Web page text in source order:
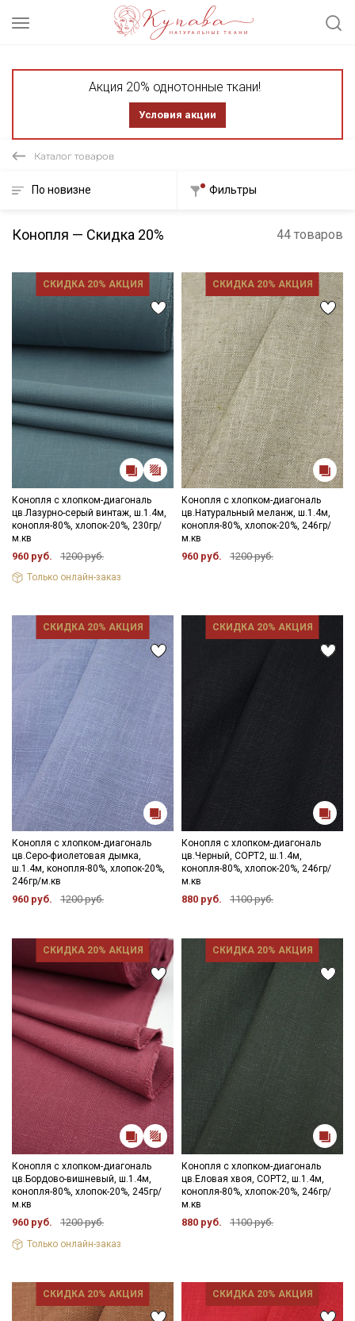
Акция 20% однотонные ткани!
Условия акции
Каталог товаров
По новизне Фильтры
Конопля — Скидка 20% 44 товаров
СКИДКА 20% АКЦИЯ
Конопля с хлопком-диагональ
цв.Лазурно-серый винтаж, ш.1.4м,
конопля-80%, хлопок-20%, 230гр/
м.кв
960 руб. 1200 руб.
Только онлайн-заказ
СКИДКА 20% АКЦИЯ
Конопля с хлопком-диагональ
цв.Натуральный меланж, ш.1.4м,
конопля-80%, хлопок-20%, 246гр/
м.кв
960 руб. 1200 руб.
СКИДКА 20% АКЦИЯ
Конопля с хлопком-диагональ
цв.Серо-фиолетовая дымка,
ш.1.4м, конопля-80%, хлопок-20%,
246гр/м.кв
960 руб. 1200 руб.
СКИДКА 20% АКЦИЯ
Конопля с хлопком-диагональ
цв.Черный, СОРТ2, ш.1.4м,
конопля-80%, хлопок-20%, 246гр/
м.кв
880 руб. 1100 руб.
СКИДКА 20% АКЦИЯ
Конопля с хлопком-диагональ
цв.Бордово-вишневый, ш.1.4м,
конопля-80%, хлопок-20%, 245гр/
м.кв
960 руб. 1200 руб.
Только онлайн-заказ
СКИДКА 20% АКЦИЯ
Конопля с хлопком-диагональ
цв.Еловая хвоя, СОРТ2, ш.1.4м,
конопля-80%, хлопок-20%, 246гр/
м.кв
880 руб. 1100 руб.
СКИДКА 20% АКЦИЯ СКИДКА 20% АКЦИЯ